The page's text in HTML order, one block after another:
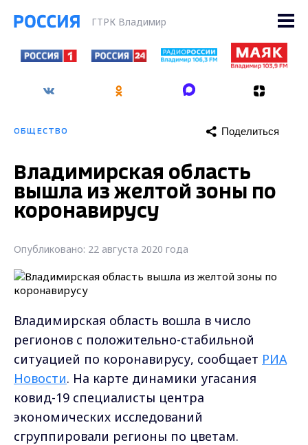
ГТРК Владимир
ОБЩЕСТВО Поделиться
Владимирская область
вышла из желтой зоны по
коронавирусу
Опубликовано: 22 августа 2020 года
Владимирская область вошла в число
регионов с положительно-стабильной
ситуацией по коронавирусу, сообщает РИА
Новости. На карте динамики угасания
ковид-19 специалисты центра
экономических исследований
сгруппировали регионы по цветам.